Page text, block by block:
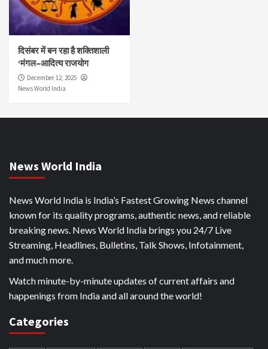
दिसंबर में बन रहा है शक्तिशाली
‘मंगल–आदित्य राजयोग
December 12, 2025
News World India
News World India
News World India is India’s Fastest Growing News channel
known for its quality programs, authentic news, and reliable
breaking news. News World India brings you 24/7 Live
Streaming, Headlines, Bulletins, Talk Shows, Infotainment,
and much more.
Watch minute-by-minute updates of current affairs and
happenings from India and all around the world!
Categories